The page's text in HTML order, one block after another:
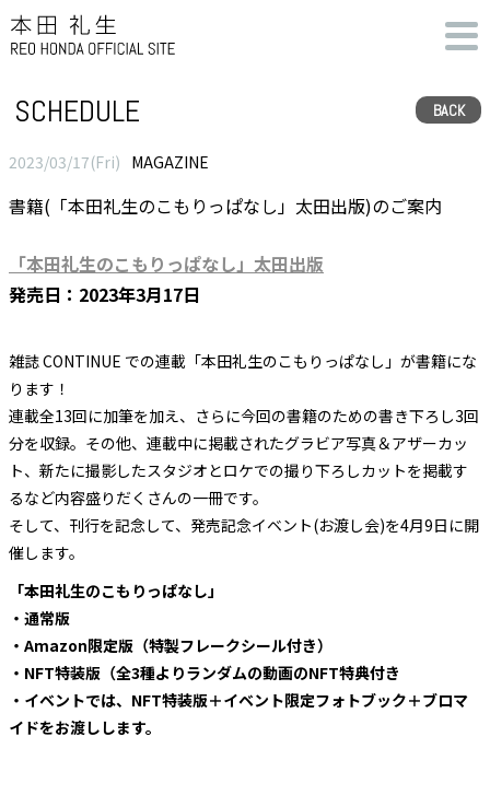
SCHEDULE BACK
2023/03/17(Fri) MAGAZINE
書籍(「本田礼生のこもりっぱなし」太田出版)のご案内
「本田礼生のこもりっぱなし」太田出版
発売日：2023年3月17日
雑誌 CONTINUE での連載「本田礼生のこもりっぱなし」が書籍にな
ります！
連載全13回に加筆を加え、さらに今回の書籍のための書き下ろし3回
分を収録。その他、連載中に掲載されたグラビア写真＆アザーカッ
ト、新たに撮影したスタジオとロケでの撮り下ろしカットを掲載す
るなど内容盛りだくさんの一冊です。
そして、刊行を記念して、発売記念イベント(お渡し会)を4月9日に開
催します。
「本田礼生のこもりっぱなし」
・通常版
・Amazon限定版（特製フレークシール付き）
・NFT特装版（全3種よりランダムの動画のNFT特典付き
・イベントでは、NFT特装版＋イベント限定フォトブック＋ブロマ
イドをお渡しします。